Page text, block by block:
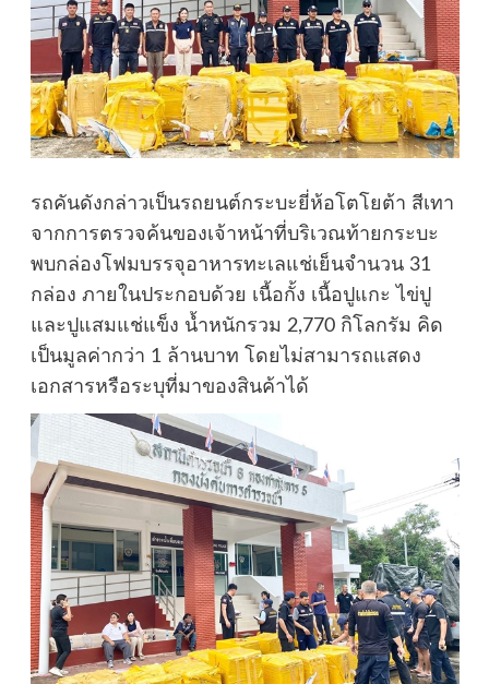
รถคันดังกล่าวเป็นรถยนต์กระบะยี่ห้อโตโยต้า สีเทา
จากการตรวจค้นของเจ้าหน้าที่บริเวณท้ายกระบะ
พบกล่องโฟมบรรจุอาหารทะเลแช่เย็นจำนวน 31
กล่อง ภายในประกอบด้วย เนื้อกั้ง เนื้อปูแกะ ไข่ปู
และปูแสมแช่แข็ง น้ำหนักรวม 2,770 กิโลกรัม คิด
เป็นมูลค่ากว่า 1 ล้านบาท โดยไม่สามารถแสดง
เอกสารหรือระบุที่มาของสินค้าได้